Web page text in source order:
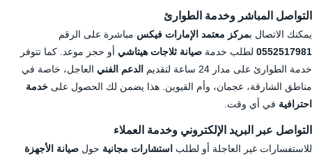
التواصل المباشر وخدمة الطوارئ
يمكنك الاتصال بمركز معتمد الإمارات فيكس مباشرة على الرقم
0552517981 لطلب خدمة صيانة ثلاجات هيتاشي أو حجز موعد. كما تتوفر
خدمة الطوارئ على مدار 24 ساعة لتقديم
الدعم الفني العاجل، خاصة في
مناطق الشارقة، عجمان، وأم القيوين. هذا يضمن لك الحصول على خدمة
احترافية في أي وقت.
التواصل عبر البريد الإلكتروني وخدمة العملاء
للاستفسارات غير العاجلة أو لطلب استشارات مجانية حول صيانة الأجهزة